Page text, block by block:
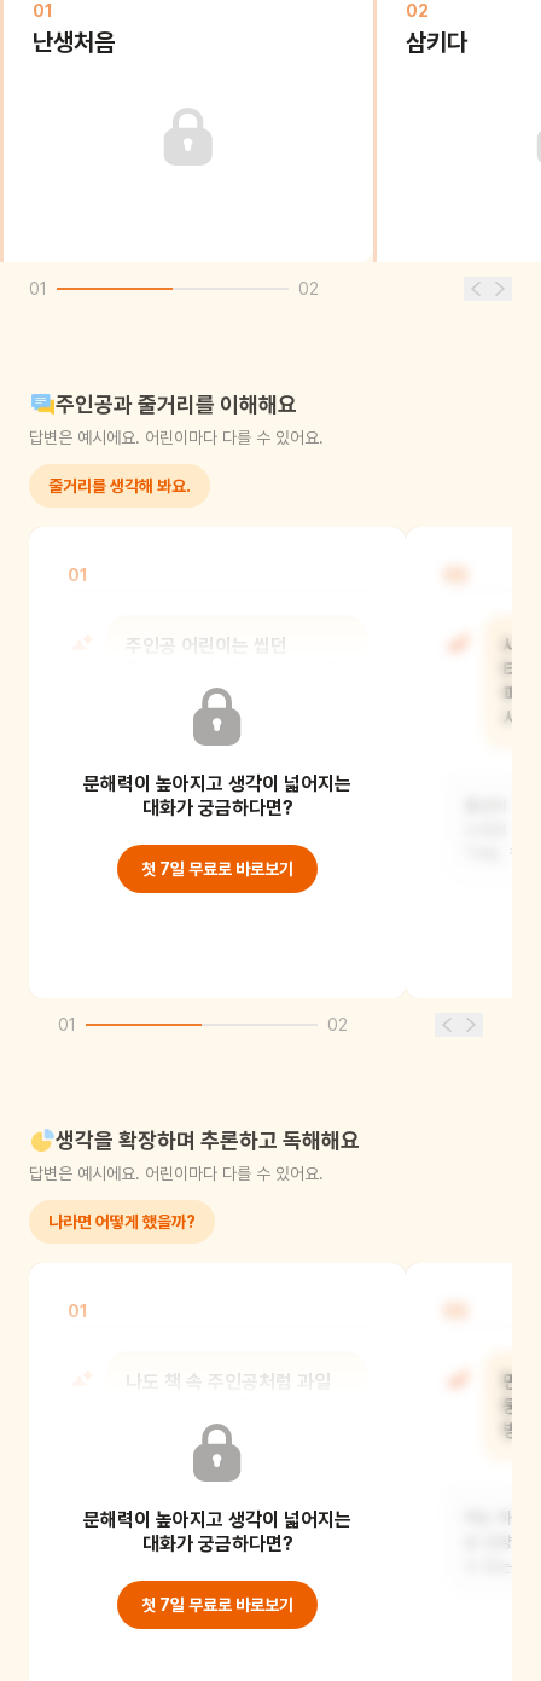
01
난생처음
02
삼키다
01 02
주인공과 줄거리를 이해해요
답변은 예시에요. 어린이마다 다를 수 있어요.
줄거리를 생각해 봐요.
01
주인공 어린이는 씹던
걱정했어?
엄마가 껌을 삼키면 몸 안에 붙어서
끈적해진다고 했거든요.
문해력이 높아지고 생각이 넓어지는
대화가 궁금하다면?
첫 7일 무료로 바로보기
새
터
퍼
시
"거봐, 껌
01 02
생각을 확장하며 추론하고 독해해요
답변은 예시에요. 어린이마다 다를 수 있어요.
나라면 어떻게 했을까?
01
나도 책 속 주인공처럼 과일
자라면 어쩌지 걱정했거나,
예전에 포도 씨를 그냥 삼켰을 때,
되어서 입에서 포
문해력이 높아지고 생각이 넓어지는
대화가 궁금하다면?
첫 7일 무료로 바로보기
만
둥
방
저는 하늘
성 모양
수 있는